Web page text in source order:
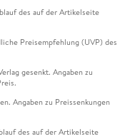
des auf der Artikelseite
Preisempfehlung (UVP) des
gesenkt. Angaben zu
Angaben zu Preissenkungen
des auf der Artikelseite